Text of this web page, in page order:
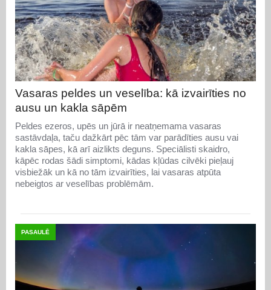
Vasaras peldes un veselība: kā izvairīties no
ausu un kakla sāpēm
Peldes ezeros, upēs un jūrā ir neatņemama vasaras
sastāvdaļa, taču dažkārt pēc tām var parādīties ausu vai
kakla sāpes, kā arī aizlikts deguns. Speciālisti skaidro,
kāpēc rodas šādi simptomi, kādas kļūdas cilvēki pieļauj
visbiežāk un kā no tām izvairīties, lai vasaras atpūta
nebeigtos ar veselības problēmām.
PASAULĒ